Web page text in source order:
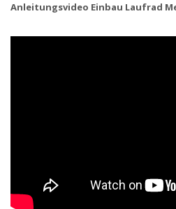
Anleitungsvideo Einbau Laufrad